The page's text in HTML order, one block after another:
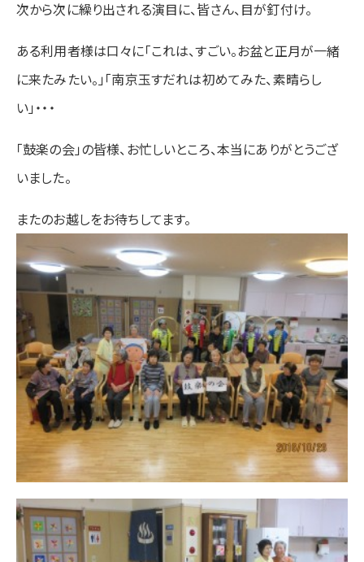
次から次に繰り出される演目に、皆さん、目が釘付け。
ある利用者様は口々に「これは、すごい。お盆と正月が一緒
に来たみたい。」「南京玉すだれは初めてみた、素晴らし
い」・・・
「鼓楽の会」の皆様、お忙しいところ、本当にありがとうござ
いました。
またのお越しをお待ちしてます。